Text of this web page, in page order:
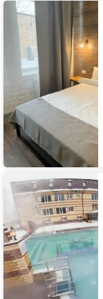
Отель
VERANDA
Гостиничный
комплекс
Я